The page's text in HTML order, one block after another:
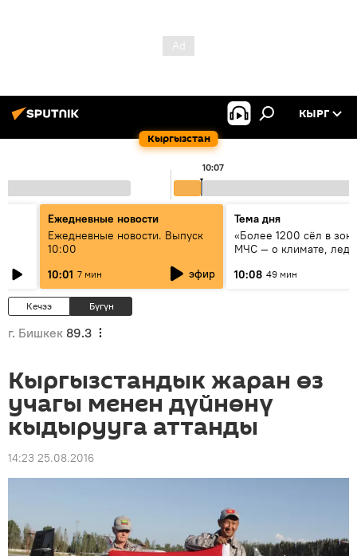
Кыргызстан
КЫРГ
10:07
Ежедневные новости
Ежедневные новости. Выпуск
10:00
10:01 7 мин эфир
Тема дня
«Более 1200 сёл в
МЧС — о климате,
населения
10:08 49 мин
Кечээ Бүгүн
г. Бишкек 89.3
Кыргызстандык жаран өз
учагы менен дүйнөнү
кыдырууга аттанды
14:23 25.08.2016